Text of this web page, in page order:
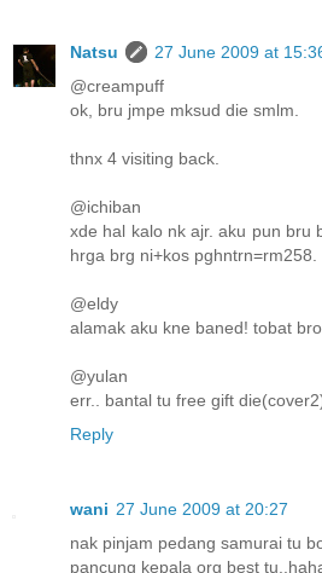
Natsu
27 June 2009 at
@creampuff
ok, bru jmpe mksud die smlm.
thnx 4 visiting back.
@ichiban
xde hal kalo nk ajr. aku pun bru
hrga brg ni+kos pghntrn=rm258.
@eldy
alamak aku kne baned! tobat
@yulan
err.. bantal tu free gift
Reply
wani 27 June 2009 at 20:27
nak pinjam pedang samurai tu
pancung kepala org best